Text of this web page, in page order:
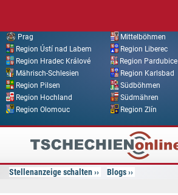
Prag
Mittelböhmen
Region Ústí nad Labem
Region Liberec
Region Hradec Králové
Region Pardubice
Mährisch-Schlesien
Region Karlsbad
Region Pilsen
Südböhmen
Region Hochland
Südmähren
Region Olomouc
Region Zlín
Tschechien
Online
Stellenanzeige schalten Blogs